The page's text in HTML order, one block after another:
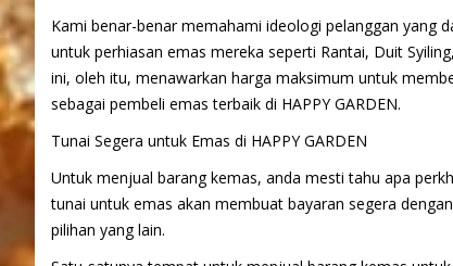
Kami benar-benar memahami ideologi pelanggan yang
untuk perhiasan emas mereka seperti Rantai, Duit
ini, oleh itu, menawarkan harga maksimum untuk
sebagai pembeli emas terbaik di HAPPY GARDEN.
Tunai Segera untuk Emas di HAPPY GARDEN
Untuk menjual barang kemas, anda mesti tahu apa
tunai untuk emas akan membuat bayaran segera
pilihan yang lain.